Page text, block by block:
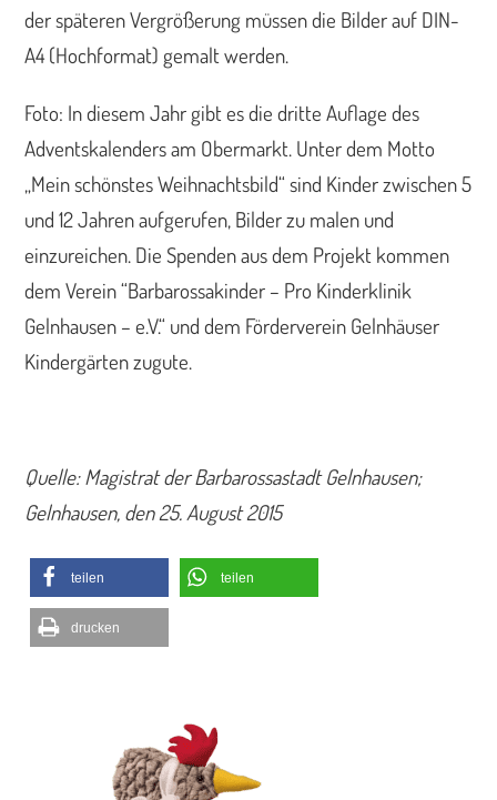
der späteren Vergrößerung müssen die Bilder auf DIN-
A4 (Hochformat) gemalt werden.
Foto: In diesem Jahr gibt es die dritte Auflage des
Adventskalenders am Obermarkt. Unter dem Motto
„Mein schönstes Weihnachtsbild“ sind Kinder zwischen 5
und 12 Jahren aufgerufen, Bilder zu malen und
einzureichen. Die Spenden aus dem Projekt kommen
dem Verein “Barbarossakinder – Pro Kinderklinik
Gelnhausen – e.V.“ und dem Förderverein Gelnhäuser
Kindergärten zugute.
Quelle: Magistrat der Barbarossastadt Gelnhausen;
Gelnhausen, den 25. August 2015
teilen teilen
drucken